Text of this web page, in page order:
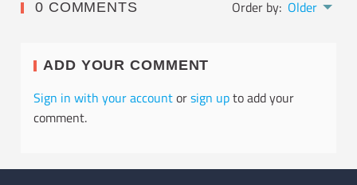
0 COMMENTS Order by: Older
ADD YOUR COMMENT
Sign in with your accountorsign upto add your
comment.